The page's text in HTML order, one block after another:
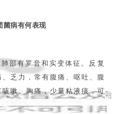
菌病有何表现
部有罗音和实变体征。反复
乏力，常有腹痛、呕吐、腹
嗽、胸痛，少量粘液痰，可